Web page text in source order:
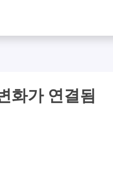
화가 연결됨